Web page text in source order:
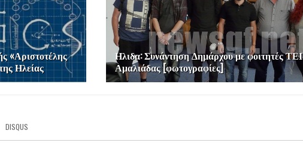
«Αριστοτέλης
Ηλείας
Ηλιδα: Συνάντηση Δημάρχου με φοιτητές ΤΕΙ
Αμαλιάδας [φωτογραφίες]
DISQUS